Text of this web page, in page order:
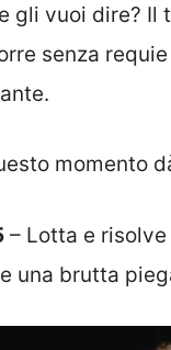
gli vuoi dire? Il
senza
momento
– Lotta e
una brutta